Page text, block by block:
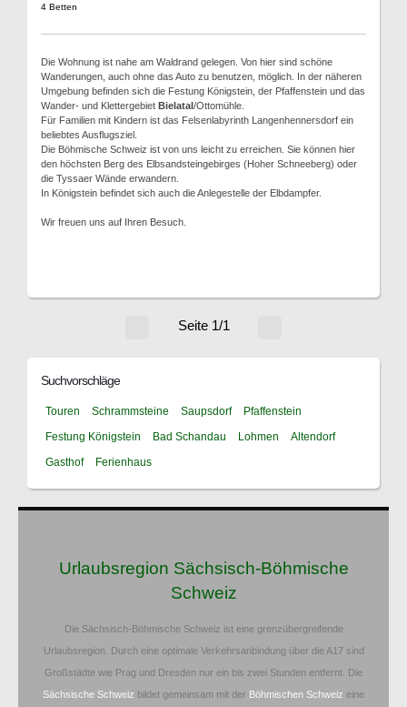
4 Betten
Die Wohnung ist nahe am Waldrand gelegen. Von hier sind schöne
Wanderungen, auch ohne das Auto zu benutzen, möglich. In der näheren
Umgebung befinden sich die Festung Königstein, der Pfaffenstein und das
Wander- und Klettergebiet Bielatal/Ottomühle.
Für Familien mit Kindern ist das Felsenlabyrinth Langenhennersdorf ein
beliebtes Ausflugsziel.
Die Böhmische Schweiz ist von uns leicht zu erreichen. Sie können hier
den höchsten Berg des Elbsandsteingebirges (Hoher Schneeberg) oder
die Tyssaer Wände erwandern.
In Königstein befindet sich auch die Anlegestelle der Elbdampfer.
Wir freuen uns auf Ihren Besuch.
Seite 1/1
Suchvorschläge
Touren Schrammsteine Saupsdorf
Pfaffenstein
Festung Königstein
Bad Schandau Lohmen
Altendorf
Gasthof
Ferienhaus
Urlaubsregion Sächsisch-Böhmische
Schweiz
Die Sächsisch-Böhmische Schweiz ist eine grenzübergreifende
Urlaubsregion. Durch eine optimale Verkehrsanbindung über die A17 sind
Großstädte wie Prag und Dresden nur ein bis zwei Stunden entfernt. Die
Sächsische Schweiz bildet gemeinsam mit der Böhmischen Schweiz eine